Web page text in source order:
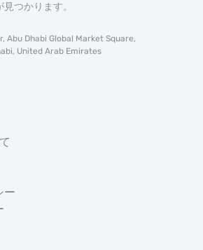
つかります。
Abu Dhabi Global Market Square,
United Arab Emirates
ー